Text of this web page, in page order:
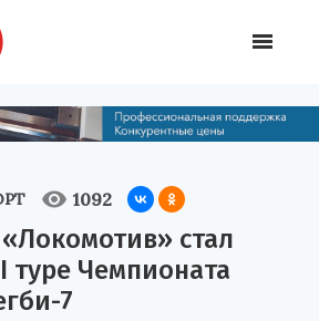
1092
стал
туре Чемпионата
7